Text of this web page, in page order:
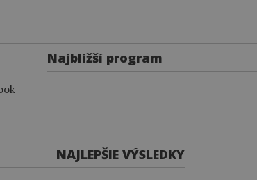
Najbližší program
NAJLEPŠIE VÝSLEDKY